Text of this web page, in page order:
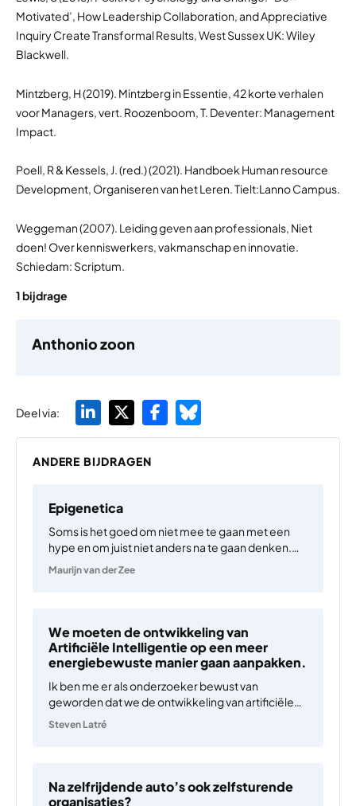
Motivated’, How Leadership Collaboration, and Appreciative
Inquiry Create Transformal Results, West Sussex UK: Wiley
Blackwell.
Mintzberg, H (2019). Mintzberg in Essentie, 42 korte verhalen
voor Managers, vert. Roozenboom, T. Deventer: Management
Impact.
Poell, R & Kessels, J. (red.) (2021). Handboek Human resource
Development, Organiseren van het Leren. Tielt:Lanno Campus.
Weggeman (2007). Leiding geven aan professionals, Niet
doen! Over kenniswerkers, vakmanschap en innovatie.
Schiedam: Scriptum.
1 bijdrage
Anthonio zoon
Deel via:
ANDERE BIJDRAGEN
Epigenetica
Soms is het goed om niet mee te gaan met een
hype en om juist niet anders na te gaan denken.
Veel biologen zijn de laatste jaren anders gaan
denken over epigenetica. De term is
Maurijn van der Zee
We moeten de ontwikkeling van
Artificiële Intelligentie op een meer
energiebewuste manier gaan aanpakken.
Ik ben me er als onderzoeker bewust van
geworden dat we de ontwikkeling van artificiële
intelligentie (AI) heel anders moeten aanpakken.
medische beelden en…
Steven Latré
Na zelfrijdende auto’s ook zelfsturende
organisaties?